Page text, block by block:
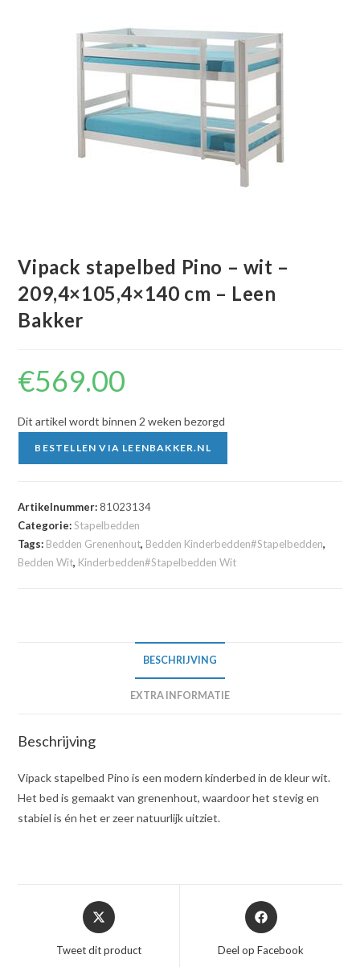
Vipack stapelbed Pino – wit –
209,4×105,4×140 cm – Leen
Bakker
€569.00
Dit artikel wordt binnen 2 weken bezorgd
BESTELLEN VIA LEENBAKKER.NL
Artikelnummer:81023134
Categorie:Stapelbedden
Tags: Bedden Grenenhout, Bedden Kinderbedden#Stapelbedden,
Bedden Wit, Kinderbedden#Stapelbedden Wit
BESCHRIJVING
EXTRA INFORMATIE
Beschrijving
Vipack stapelbed Pino is een modern kinderbed in de kleur wit.
Het bed is gemaakt van grenenhout, waardoor het stevig en
stabiel is én het er zeer natuurlijk uitziet.
Opent
in
nieuw
Tweet dit product
Opent
in
nieuw
Deel op Facebook